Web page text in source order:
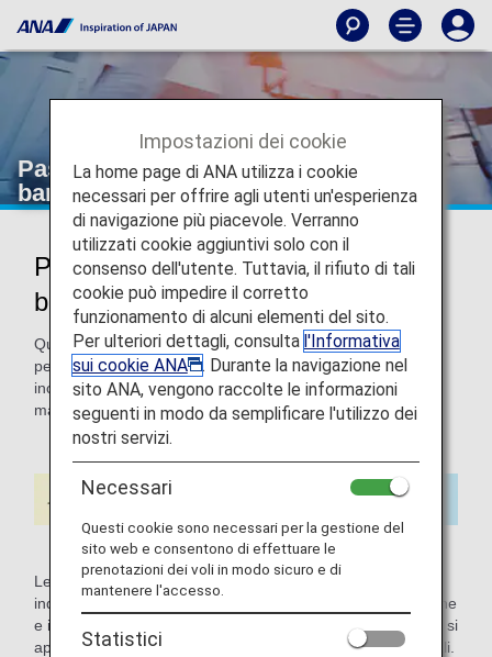
Passeggeri che necessitano di una
barella
Passeggeri che necessitano di una
barella
Questa pagina fornisce informazioni sull'uso di una barella
per i passeggeri che devono sdraiarsi durante l'intero volo,
incluse le fasi di decollo e atterraggio, a causa di una
malattia, di ferite o di altre condizioni.
Le icone definite nazionali in Giappone o internazionali
indicano differenze di servizio per i voli nazionali in Giappone
e internazionali. I contenuti non contrassegnati da un'icona si
applicano sia ai voli nazionali in Giappone che internazionali.
Impostazioni dei cookie
La home page di ANA utilizza i cookie
necessari per offrire agli utenti un'esperienza
di navigazione più piacevole. Verranno
utilizzati cookie aggiuntivi solo con il
consenso dell'utente. Tuttavia, il rifiuto di tali
cookie può impedire il corretto
funzionamento di alcuni elementi del sito.
Per ulteriori dettagli, consulta l'Informativa
sui cookie ANA
. Durante la navigazione nel
sito ANA, vengono raccolte le informazioni
seguenti in modo da semplificare l'utilizzo dei
nostri servizi.
Necessari
Questi cookie sono necessari per la gestione del
sito web e consentono di effettuare le
prenotazioni dei voli in modo sicuro e di
mantenere l'accesso.
Statistici